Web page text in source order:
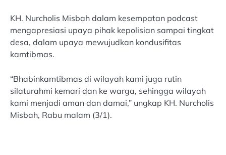
KH. Nurcholis Misbah dalam kesempatan podcast
mengapresiasi upaya pihak kepolisian sampai tingkat
desa, dalam upaya mewujudkan kondusifitas
kamtibmas.
“Bhabinkamtibmas di wilayah kami juga rutin
silaturahmi kemari dan ke warga, sehingga wilayah
kami menjadi aman dan damai,” ungkap KH. Nurcholis
Misbah, Rabu malam (3/1).